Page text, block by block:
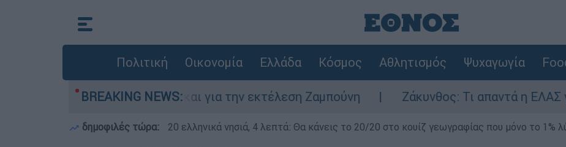
Πολιτική Οικονομία Ελλάδα Κόσμος Αθλητισμός Ψυχαγωγία
BREAKING NEWS:
- Κατηγορείται και για την εκτέλεση Ζαμπούνη Ζάκυνθος: Τι απαντά η ΕΛΑΣ για τους 8
δημοφιλές τώρα: 20 ελληνικά νησιά, 4 λεπτά: Θα κάνεις το 20/20 στο κουίζ γεωγραφίας που μόνο το 1%